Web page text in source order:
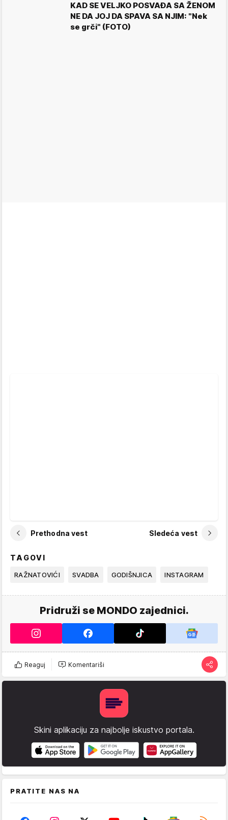
KAD SE VELJKO POSVAĐA SA ŽENOM
NE DA JOJ DA SPAVA SA NJIM: "Nek
se grči" (FOTO)
Prethodna vest Sledeća vest
TAGOVI
RAŽNATOVIĆI SVADBA GODIŠNJICA INSTAGRAM
Pridruži se MONDO zajednici.
Reaguj Komentariši
Skini aplikaciju za najbolje iskustvo portala.
PRATITE NAS NA